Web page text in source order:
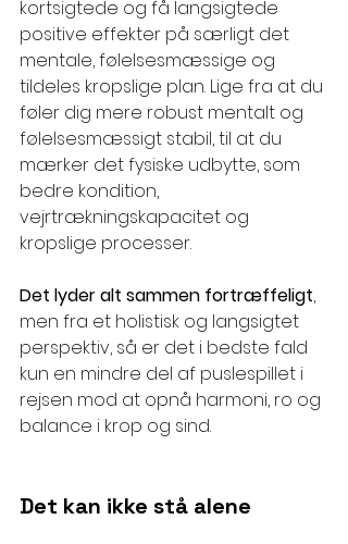
kortsigtede og få langsigtede
positive effekter på særligt det
mentale, følelsesmæssige og
tildeles kropslige plan. Lige fra at du
føler dig mere robust mentalt og
følelsesmæssigt stabil, til at du
mærker det fysiske udbytte, som
bedre kondition,
vejrtrækningskapacitet og
kropslige processer.
Det lyder alt sammen fortræffeligt,
men fra et holistisk og langsigtet
perspektiv, så er det i bedste fald
kun en mindre del af puslespillet i
rejsen mod at opnå harmoni, ro og
balance i krop og sind.
Det kan ikke stå alene